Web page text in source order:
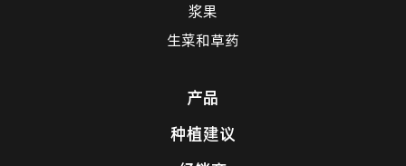
浆果
生菜和草药
产品
种植建议